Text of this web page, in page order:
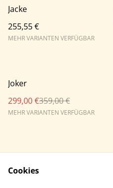
Jacke
255,55 €
MEHR VARIANTEN VERFÜGBAR
%
Joker
299,00 €359,00 €
MEHR VARIANTEN VERFÜGBAR
Cookies